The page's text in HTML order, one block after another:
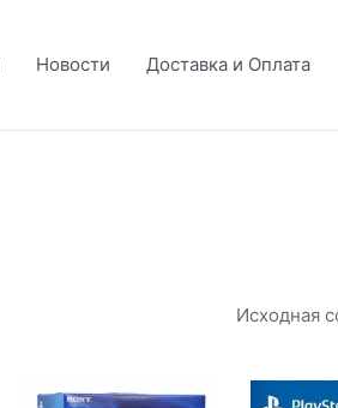
Новости Доставка и Оплата